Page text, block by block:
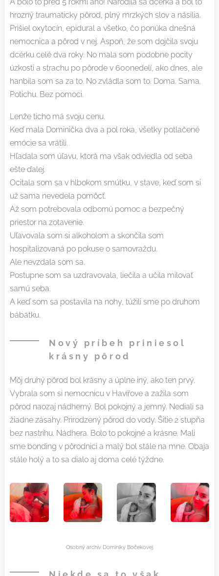
A bolo to pred 5 rokmi áno! Narodila sa dcérka a bol to
hrozný traumaticky pôrod, plný mrzkých slov a násilia.
Prišiel oxytocín, epidural a všetko, čo ponúka dnešná
nemocnica a pôrod v nej. Aspoň, že som dojčila svoju
dcérku celé dva roky. No mala som podobne pocity
úzkosti a strachu po pôrode v 600nedelí, ako dnes, ale
hanbila som sa za to. No zvládla som to. Doma. Sama.
Potichu. Bez pomoci.
Lenže ticho má svoju cenu.
Keď mala Dominička dva a pol roka, všetky potlačené
emócie sa vrátili.
Hľadala som úľavu, ktorá ma však odviedla od seba
ešte ďalej.
Ocitala som sa v hlbokom smútku, v stave, keď som si
už sama nevedela pomôcť.
Až som potrebovala odbornú pomoc a bezpečný
priestor na zotavenie.
Uľavovala som si alkoholom a skončila som
hospitalizovaná po pokuse o samovraždu.
Ale nevzdala som sa.
Postupne som sa uzdravovala, liečila a učila milovať
samú seba.
A keď som sa postavila na nohy, túžili sme po druhom
bábätku.
Nový príbeh priniesol
krásny pôrod
Môj druhý pôrod bol krásny a úplne iný, ako ten prvý.
Vybrala som si nemocnicu v Havířove a zažila som
pôrod naozaj nádherný. Bol pokojný a jemný. Nediali sa
žiadne zásahy. Prirodzený pôrod do vody. Šitie 2 stupňa
bez nastrihu. Nádhera. Bolo to pokojné a krásne. Mali
sme bonding v pôrodnici a malý bol stále na mne. Obaja
stále holý a to sa dialo aj doma celé týždne.
Osobný archív Dominiky Bočekovej